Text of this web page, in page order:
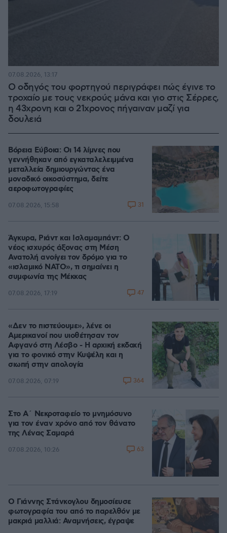
Ο οδηγός του φορτηγού περιγράφει πώς έγινε το
τροχαίο με τους νεκρούς μάνα και γιο στις Σέρρες,
η 43χρονη και ο 21χρονος πήγαιναν μαζί για
δουλειά
07.08.2026, 13:17
Βόρεια Εύβοια: Οι 14 λίμνες που
γεννήθηκαν από εγκαταλελειμμένα
μεταλλεία δημιουργώντας ένα
μοναδικό οικοσύστημα, δείτε
αεροφωτογραφίες
07.08.2026, 15:58 31
Άγκυρα, Ριάντ και Ισλαμαμπάντ: Ο
νέος ισχυρός άξονας στη Μέση
Ανατολή ανοίγει τον δρόμο για το
«ισλαμικό ΝΑΤΟ», τι σημαίνει η
συμφωνία της Μέκκας
07.08.2026, 17:19 47
«Δεν το πιστεύουμε», λένε οι
Αμερικανοί που υιοθέτησαν τον
Αφγανό στη Λέσβο - Η αρχική εκδοχή
για το φονικό στην Κυψέλη και η
σιωπή στην απολογία
07.08.2026, 07:19 364
Στο Α΄ Νεκροταφείο το μνημόσυνο
για τον έναν χρόνο από τον θάνατο
της Λένας Σαμαρά
07.08.2026, 10:26 63
Ο Γιάννης Στάνκογλου δημοσίευσε
φωτογραφία του από το παρελθόν με
μακριά μαλλιά: Αναμνήσεις, έγραψε